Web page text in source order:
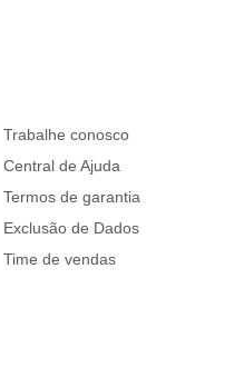
Trabalhe conosco
Central de Ajuda
Termos de garantia
Exclusão de Dados
Time de vendas